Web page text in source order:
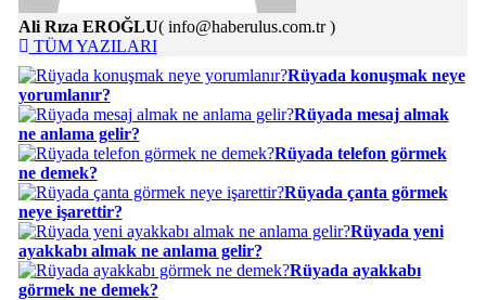
Ali Rıza EROĞLU( info@haberulus.com.tr )
TÜM YAZILARI
Rüyada konuşmak neye
yorumlanır?
Rüyada mesaj almak
ne anlama gelir?
Rüyada telefon görmek
ne demek?
Rüyada çanta görmek
neye işarettir?
Rüyada yeni
ayakkabı almak ne anlama gelir?
Rüyada ayakkabı
görmek ne demek?